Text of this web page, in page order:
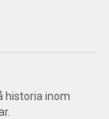
historia inom